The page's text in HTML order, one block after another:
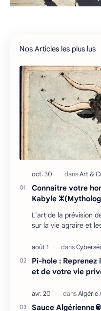
Nos Articles les plus lus
Connaitre votre
Kabyle
L’art de la prévision
sur la vie agraire et
Pi-hole :
et de votre vie
Sauce